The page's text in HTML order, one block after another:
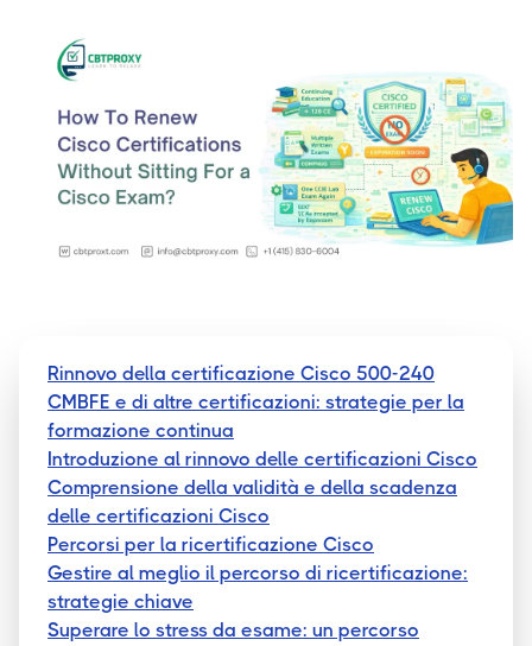
Rinnovo della certificazione Cisco 500-240
CMBFE e di altre certificazioni: strategie per la
formazione continua
Introduzione al rinnovo delle certificazioni Cisco
Comprensione della validità e della scadenza
delle certificazioni Cisco
Percorsi per la ricertificazione Cisco
Gestire al meglio il percorso di ricertificazione:
strategie chiave
Superare lo stress da esame: un percorso